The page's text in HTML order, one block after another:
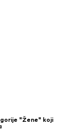
"Žene" koji